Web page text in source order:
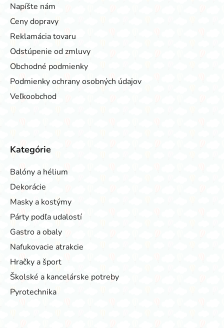
Napíšte nám
Ceny dopravy
Reklamácia tovaru
Odstúpenie od zmluvy
Obchodné podmienky
Podmienky ochrany osobných údajov
Veľkoobchod
Kategórie
Balóny a hélium
Dekorácie
Masky a kostýmy
Párty podľa udalostí
Gastro a obaly
Nafukovacie atrakcie
Hračky a šport
Školské a kancelárske potreby
Pyrotechnika